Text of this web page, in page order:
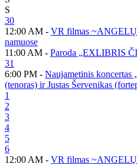
S
30
12:00 AM - VR filmas
namuose
11:00 AM - Paroda „EXLIBRIS
31
6:00 PM - Naujametinis koncertas
(tenoras) ir Justas Šervenikas
1
2
3
4
5
6
12:00 AM - VR filmas